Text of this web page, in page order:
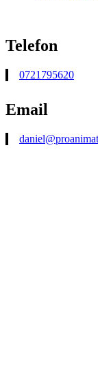
Telefon
0721795620
Email